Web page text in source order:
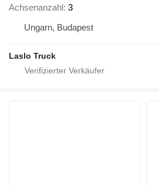
Achsenanzahl 3
Ungarn, Budapest
Laslo Truck